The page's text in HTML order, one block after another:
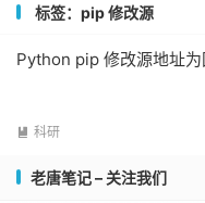
标签：pip 修改源
Python pip 修改源地址
 科研
老唐笔记 – 关注我们